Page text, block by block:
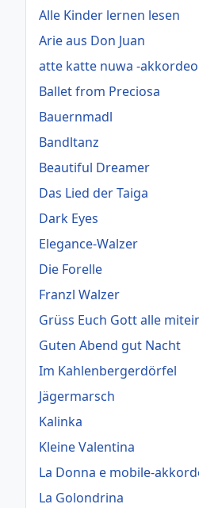
Alle Kinder lernen lesen
Arie aus Don Juan
atte katte nuwa -
Ballet from Preciosa
Bauernmadl
Bandltanz
Beautiful Dreamer
Das Lied der Taiga
Dark Eyes
Elegance-Walzer
Die Forelle
Franzl Walzer
Grüss Euch Gott alle
Guten Abend gut Nacht
Im Kahlenbergerdörfel
Jägermarsch
Kalinka
Kleine Valentina
La Donna e mobile-
La Golondrina